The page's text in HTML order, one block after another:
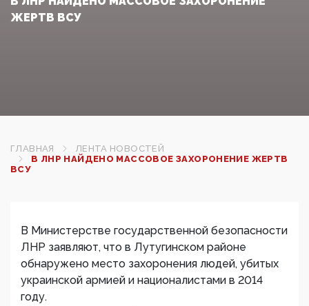
ЖЕРТВ ВСУ
ГЛАВНАЯ
ЛЕНТА НОВОСТЕЙ
В ЛНР НАЙДЕНО МАССОВОЕ ЗАХОРОНЕНИЕ ЖЕРТВ
ВСУ
В Министерстве государственной безопасности
ЛНР заявляют, что в Лутугинском районе
обнаружено место захоронения людей, убитых
украинской армией и националистами в 2014
году.